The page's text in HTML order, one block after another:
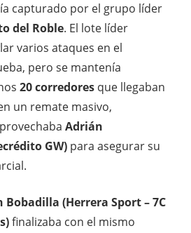
capturado por el grupo líder
del Roble. El lote líder
varios ataques en el
pero se mantenía
20 corredores que llegaban
un remate masivo,
Adrián
GW) para asegurar su
Bobadilla (Herrera Sport – 7C
finalizaba con el mismo